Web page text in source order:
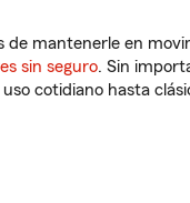
de mantenerle en
sin seguro. Sin
cotidiano hasta